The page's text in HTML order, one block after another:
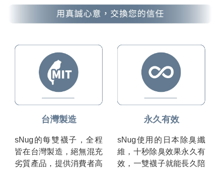
台灣製造
sNug的每雙襪子，全程
皆在台灣製造，絕無混充
劣質產品，提供消費者高
永久有效
sNug使用的日本除臭纖
維，十秒除臭效果永久有
效，一雙襪子就能長久陪